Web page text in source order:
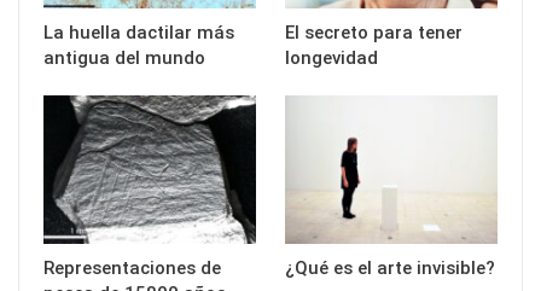
La huella dactilar más
antigua del mundo
El secreto para tener
longevidad
Representaciones de
¿Qué es el arte invisible?